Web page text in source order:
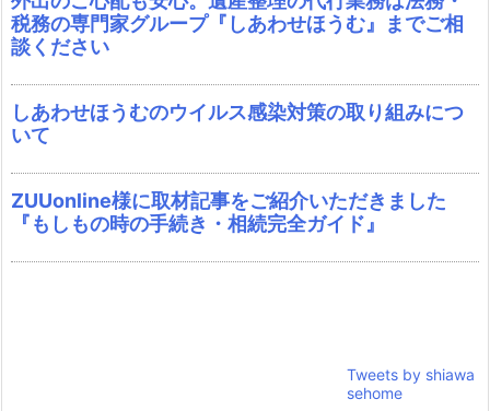
税務の専門家グループ『しあわせほうむ』までご相
談ください
しあわせほうむのウイルス感染対策の取り組みにつ
いて
ZUUonline様に取材記事をご紹介いただきました
『もしもの時の手続き・相続完全ガイド』
Tweets by shiawa
sehome